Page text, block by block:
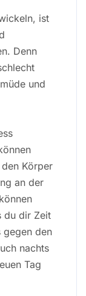
ist
Denn
und
Körper
an der
du dir Zeit
gegen den
nachts
Tag